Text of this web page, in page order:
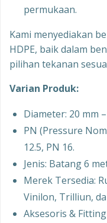
permukaan.
Kami menyediakan
HDPE, baik dalam
pilihan tekanan
Varian Produk:
Diameter: 20 mm
PN (Pressure
12.5, PN 16.
Jenis: Batang 6
Merek Tersedia:
Vinilon, Trilliun,
Aksesoris &